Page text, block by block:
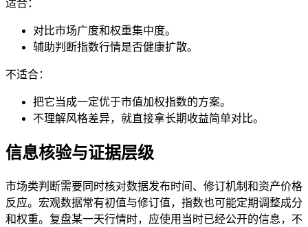
适合：
对比市场广度和权重集中度。
辅助判断指数行情是否健康扩散。
不适合：
把它当成一定优于市值加权指数的方案。
不理解风格差异，就直接拿长期收益简单对比。
信息核验与证据层级
市场类判断需要同时核对数据发布时间、修订机制和资产价格
反应。宏观数据常有初值与修订值，指数也可能定期调整成分
和权重。复盘某一天行情时，应使用当时已经公开的信息，不